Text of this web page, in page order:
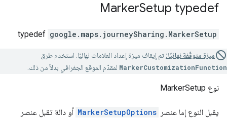
MarkerSetup typedef
google.maps.journeySharing . MarkerSetup
ميزة متوقّفة نهائيًا: تم إيقاف ميزة إعداد العلامات نهائيًا. استخدِم طرق
MarkerCustomizationFunction لمقدّم الموقع الجغرافي بدلاً من ذلك.
نوع MarkerSetup
يقبل النوع إما عنصر MarkerSetupOptions أو دالة تقبل عنصر